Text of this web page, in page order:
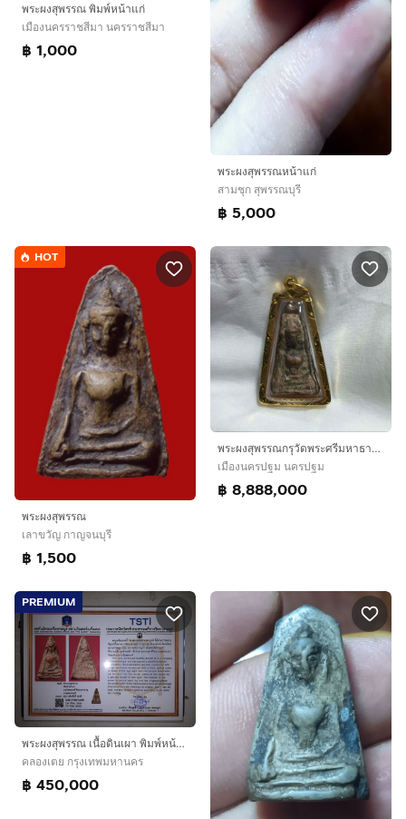
พระผงสุพรรณ พิมพ์หน้าแก่
เมืองนครราชสีมา นครราชสีมา
฿ 1,000
พระผงสุพรรณหน้าแก่
สามชุก สุพรรณบุรี
฿ 5,000
HOT
พระผงสุพรรณ
เลาขวัญ กาญจนบุรี
฿ 1,500
พระผงสุพรรณกรุวัดพระศรีมหาธาตุสุพรรณบุรี素攀府瓦玛哈泰寺出土 帕蓬素攀100%正品保证
เมืองนครปฐม นครปฐม
฿ 8,888,000
PREMIUM
พระผงสุพรรณ เนื้อดินเผา พิมพ์หน้าแก่ กรุวัดมหาธาตุ สุพรรณบุรี รุ่นแรก หลังลายนิ้วมือ ผิวมัน แห้งเหี่ยว องค์นี้เป็นพระหนา ผิวมัน เงา เดิมๆ เก
คลองเตย กรุงเทพมหานคร
฿ 450,000